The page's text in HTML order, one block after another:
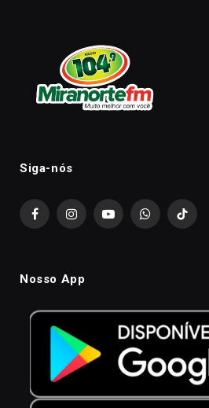
Siga-nós
FacebookInstagramYouTubeWhatsAppTikTok
Nosso App